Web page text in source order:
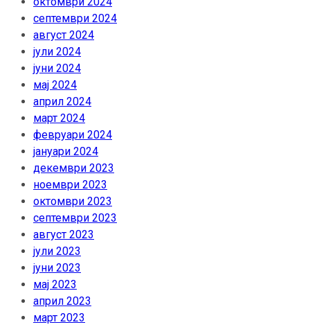
септември 2024
август 2024
јули 2024
јуни 2024
мај 2024
април 2024
март 2024
февруари 2024
јануари 2024
декември 2023
ноември 2023
октомври 2023
септември 2023
август 2023
јули 2023
јуни 2023
мај 2023
април 2023
март 2023